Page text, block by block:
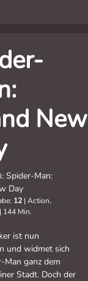
New
Spider-Man:
Day
12| Action,
| 144 Min.
ist nun
und widmet sich
Man ganz dem
Stadt. Doch der